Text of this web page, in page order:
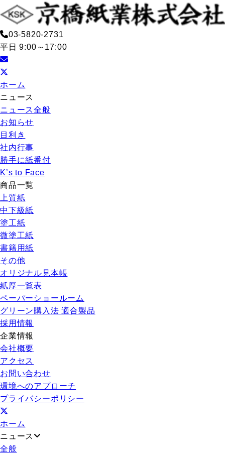
03-5820-2731
平日 9:00～17:00
ホーム
ニュース
ニュース全般
お知らせ
目利き
社内行事
勝手に紙番付
K’s to Face
商品一覧
上質紙
中下級紙
塗工紙
微塗工紙
書籍用紙
その他
オリジナル見本帳
紙厚一覧表
ペーパーショールーム
グリーン購入法 適合製品
採用情報
企業情報
会社概要
アクセス
お問い合わせ
環境へのアプローチ
プライバシーポリシー
ホーム
ニュース
全般